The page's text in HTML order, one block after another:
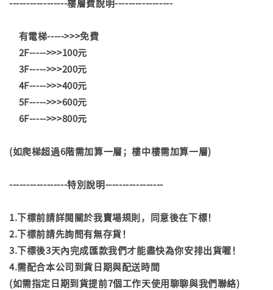
有電梯----->>>免費
2F----->>>100元
3F----->>>200元
4F----->>>400元
5F----->>>600元
6F----->>>800元
(如爬梯超過6階需加算一層；樓中樓需加算一層)
-----------------特別說明-----------------
1.下標前請詳閱關於我賣場規則，同意後在下標！
2.下標前請先詢問有無存貨！
3.下標後3天內完成匯款我們才能盡快為你安排出貨喔！
4.需配合本公司到貨日期與配送時間
(如需指定日期到貨提前7個工作天使用聊聊與我們聯絡)